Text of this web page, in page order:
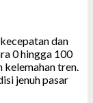
dan
0 hingga 100
kelemahan tren.
jenuh pasar